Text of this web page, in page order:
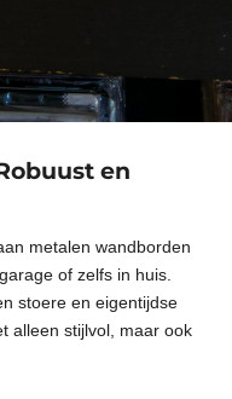
en
metalen wandborden
of zelfs in huis.
stoere en eigentijdse
alleen stijlvol, maar ook